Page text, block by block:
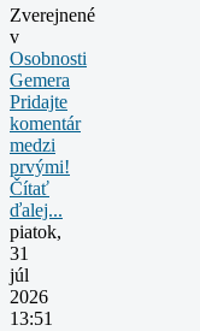
Zverejnené
v
Osobnosti
Gemera
Pridajte
komentár
medzi
prvými!
Čítať
ďalej...
piatok,
31
júl
2026
13:51